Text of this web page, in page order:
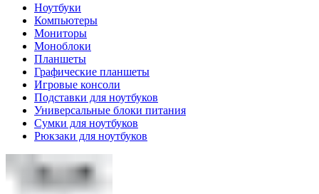
Ноутбуки
Компьютеры
Мониторы
Моноблоки
Планшеты
Графические планшеты
Игровые консоли
Подставки для ноутбуков
Универсальные блоки питания
Сумки для ноутбуков
Рюкзаки для ноутбуков